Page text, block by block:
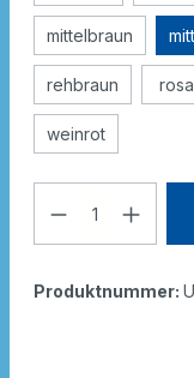
mittelbraun
rehbraun rosa
weinrot
Produktnummer: